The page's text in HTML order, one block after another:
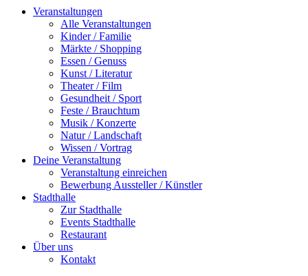
Veranstaltungen
Alle Veranstaltungen
Kinder / Familie
Märkte / Shopping
Essen / Genuss
Kunst / Literatur
Theater / Film
Gesundheit / Sport
Feste / Brauchtum
Musik / Konzerte
Natur / Landschaft
Wissen / Vortrag
Deine Veranstaltung
Veranstaltung einreichen
Bewerbung Aussteller / Künstler
Stadthalle
Zur Stadthalle
Events Stadthalle
Restaurant
Über uns
Kontakt